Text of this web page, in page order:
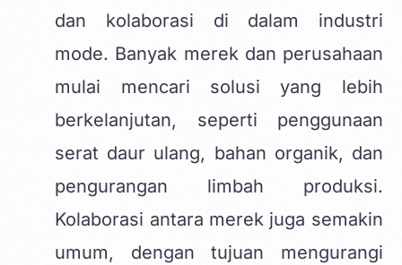
dan kolaborasi di dalam industri
mode. Banyak merek dan perusahaan
mulai mencari solusi yang lebih
berkelanjutan, seperti penggunaan
serat daur ulang, bahan organik, dan
pengurangan limbah produksi.
Kolaborasi antara merek juga semakin
umum, dengan tujuan mengurangi